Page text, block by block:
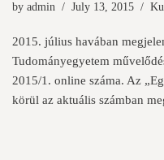
by admin July 13, 2015
2015. július havában
Tudományegyetem
2015/1. online száma. Az
körül az aktuális számban